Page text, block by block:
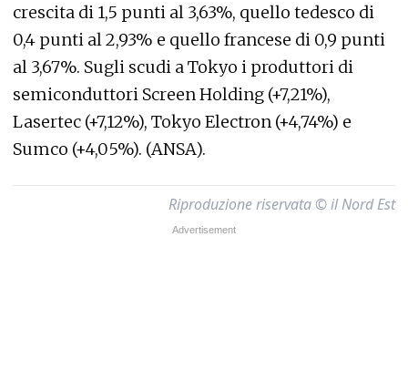
crescita di 1,5 punti al 3,63%, quello tedesco di
0,4 punti al 2,93% e quello francese di 0,9 punti
al 3,67%. Sugli scudi a Tokyo i produttori di
semiconduttori Screen Holding (+7,21%),
Lasertec (+7,12%), Tokyo Electron (+4,74%) e
Sumco (+4,05%). (ANSA).
Riproduzione riservata © il Nord Est